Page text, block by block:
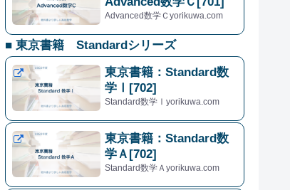
Advanced数学Ｃyorikuwa.com
■ 東京書籍 Standardシリーズ
東京書籍：Standard数
学Ⅰ[702]
Standard数学Ⅰyorikuwa.com
東京書籍：Standard数
学Ａ[702]
Standard数学Ａyorikuwa.com